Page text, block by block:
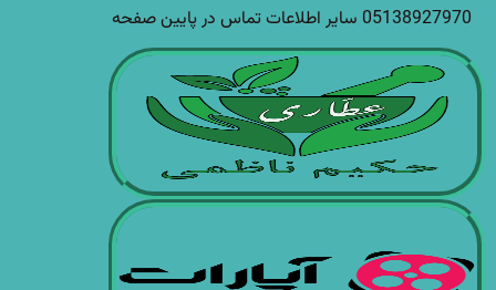
05138927970 سایر اطلاعات تماس در پایین صفحه